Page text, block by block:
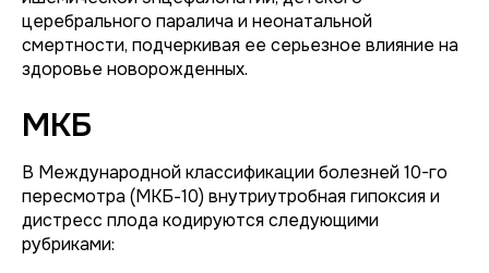
церебрального паралича и неонатальной
смертности, подчеркивая ее серьезное влияние на
здоровье новорожденных.
МКБ
В Международной классификации болезней 10-го
пересмотра (МКБ-10) внутриутробная гипоксия и
дистресс плода кодируются следующими
рубриками: